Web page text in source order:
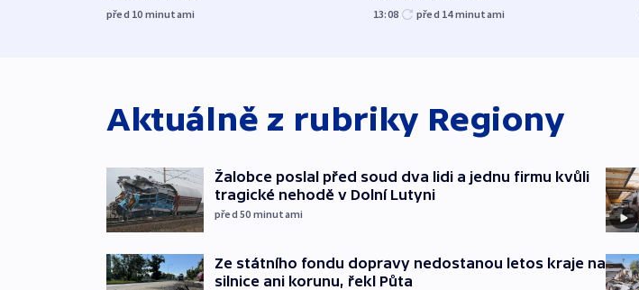
před 10 minutami 13:08 před 14minutami
Aktuálně z rubriky Regiony
Žalobce poslal před soud dva lidi a jednu firmu kvůli
tragické nehodě v Dolní Lutyni
před 50 minutami
Ze státního fondu dopravy nedostanou letos kraje na
silnice ani korunu, řekl Půta